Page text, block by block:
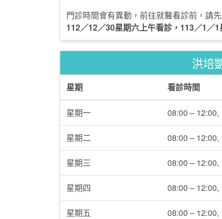
門診時間會有異動，前往就醫看診前，請
112／12／30星期六上午看診，113／1／
洪培
星期 看診時間
星期一 08:00 – 12:00,
星期二 08:00 – 12:00,
星期三 08:00 – 12:00,
星期四 08:00 – 12:00,
星期五 08:00 – 12:00,